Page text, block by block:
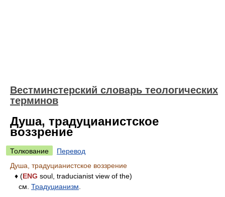
Вестминстерский словарь теологических
терминов
Душа, традуцианистское
воззрение
Толкование
Перевод
Душа, традуцианистское воззрение
♦ (ENG soul, traducianist view of the)
см. Традуцианизм